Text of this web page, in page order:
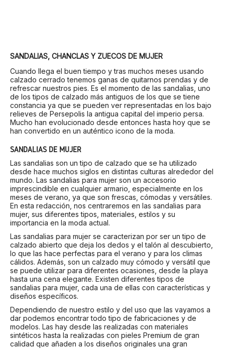
SANDALIAS, CHANCLAS Y ZUECOS DE MUJER
Cuando llega el buen tiempo y tras muchos meses usando
calzado cerrado tenemos ganas de quitarnos prendas y de
refrescar nuestros pies. Es el momento de las sandalias, uno
de los tipos de calzado más antiguos de los que se tiene
constancia ya que se pueden ver representadas en los bajo
relieves de Persepolis la antigua capital del imperio persa.
Mucho han evolucionado desde entonces hasta hoy que se
han convertido en un auténtico icono de la moda.
SANDALIAS DE MUJER
Las sandalias son un tipo de calzado que se ha utilizado
desde hace muchos siglos en distintas culturas alrededor del
mundo. Las sandalias para mujer son un accesorio
imprescindible en cualquier armario, especialmente en los
meses de verano, ya que son frescas, cómodas y versátiles.
En esta redacción, nos centraremos en las sandalias para
mujer, sus diferentes tipos, materiales, estilos y su
importancia en la moda actual.
Las sandalias para mujer se caracterizan por ser un tipo de
calzado abierto que deja los dedos y el talón al descubierto,
lo que las hace perfectas para el verano y para los climas
cálidos. Además, son un calzado muy cómodo y versátil que
se puede utilizar para diferentes ocasiones, desde la playa
hasta una cena elegante. Existen diferentes tipos de
sandalias para mujer, cada una de ellas con características y
diseños específicos.
Dependiendo de nuestro estilo y del uso que las vayamos a
dar podemos encontrar todo tipo de fabricaciones y de
modelos. Las hay desde las realizadas con materiales
sintéticos hasta la realizadas con pieles Premium de gran
calidad que añaden a los diseños originales una gran